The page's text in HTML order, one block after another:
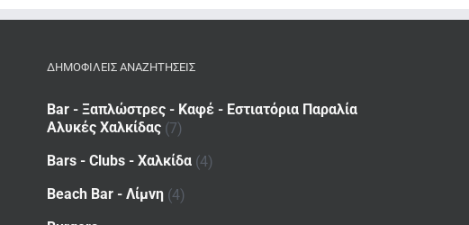
ΔΗΜΟΦΙΛΕΙΣ ΑΝΑΖΗΤΗΣΕΙΣ
Bar - Ξαπλώστρες - Καφέ - Εστιατόρια Παραλία
Αλυκές Χαλκίδας (7)
Bars - Clubs - Χαλκίδα (4)
Beach Bar - Λίμνη (4)